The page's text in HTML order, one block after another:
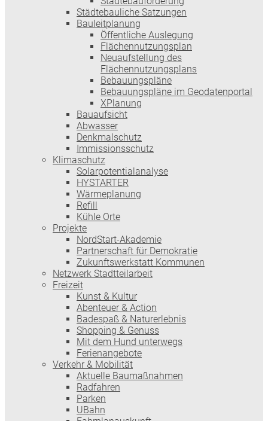
Städtebauliche Satzungen
Bauleitplanung
Öffentliche Auslegung
Flächennutzungsplan
Neuaufstellung des
Flächennutzungsplans
Bebauungspläne
Bebauungspläne im Geodatenportal
XPlanung
Bauaufsicht
Abwasser
Denkmalschutz
Immissionsschutz
Klimaschutz
Solarpotentialanalyse
HYSTARTER
Wärmeplanung
Refill
Kühle Orte
Projekte
NordStart-Akademie
Partnerschaft für Demokratie
Zukunftswerkstatt Kommunen
Netzwerk Stadtteilarbeit
Freizeit
Kunst & Kultur
Abenteuer & Action
Badespaß & Naturerlebnis
Shopping & Genuss
Mit dem Hund unterwegs
Ferienangebote
Verkehr & Mobilität
Aktuelle Baumaßnahmen
Radfahren
Parken
UBahn